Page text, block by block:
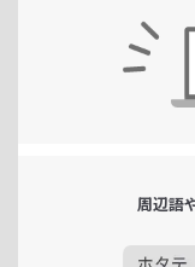
周辺語